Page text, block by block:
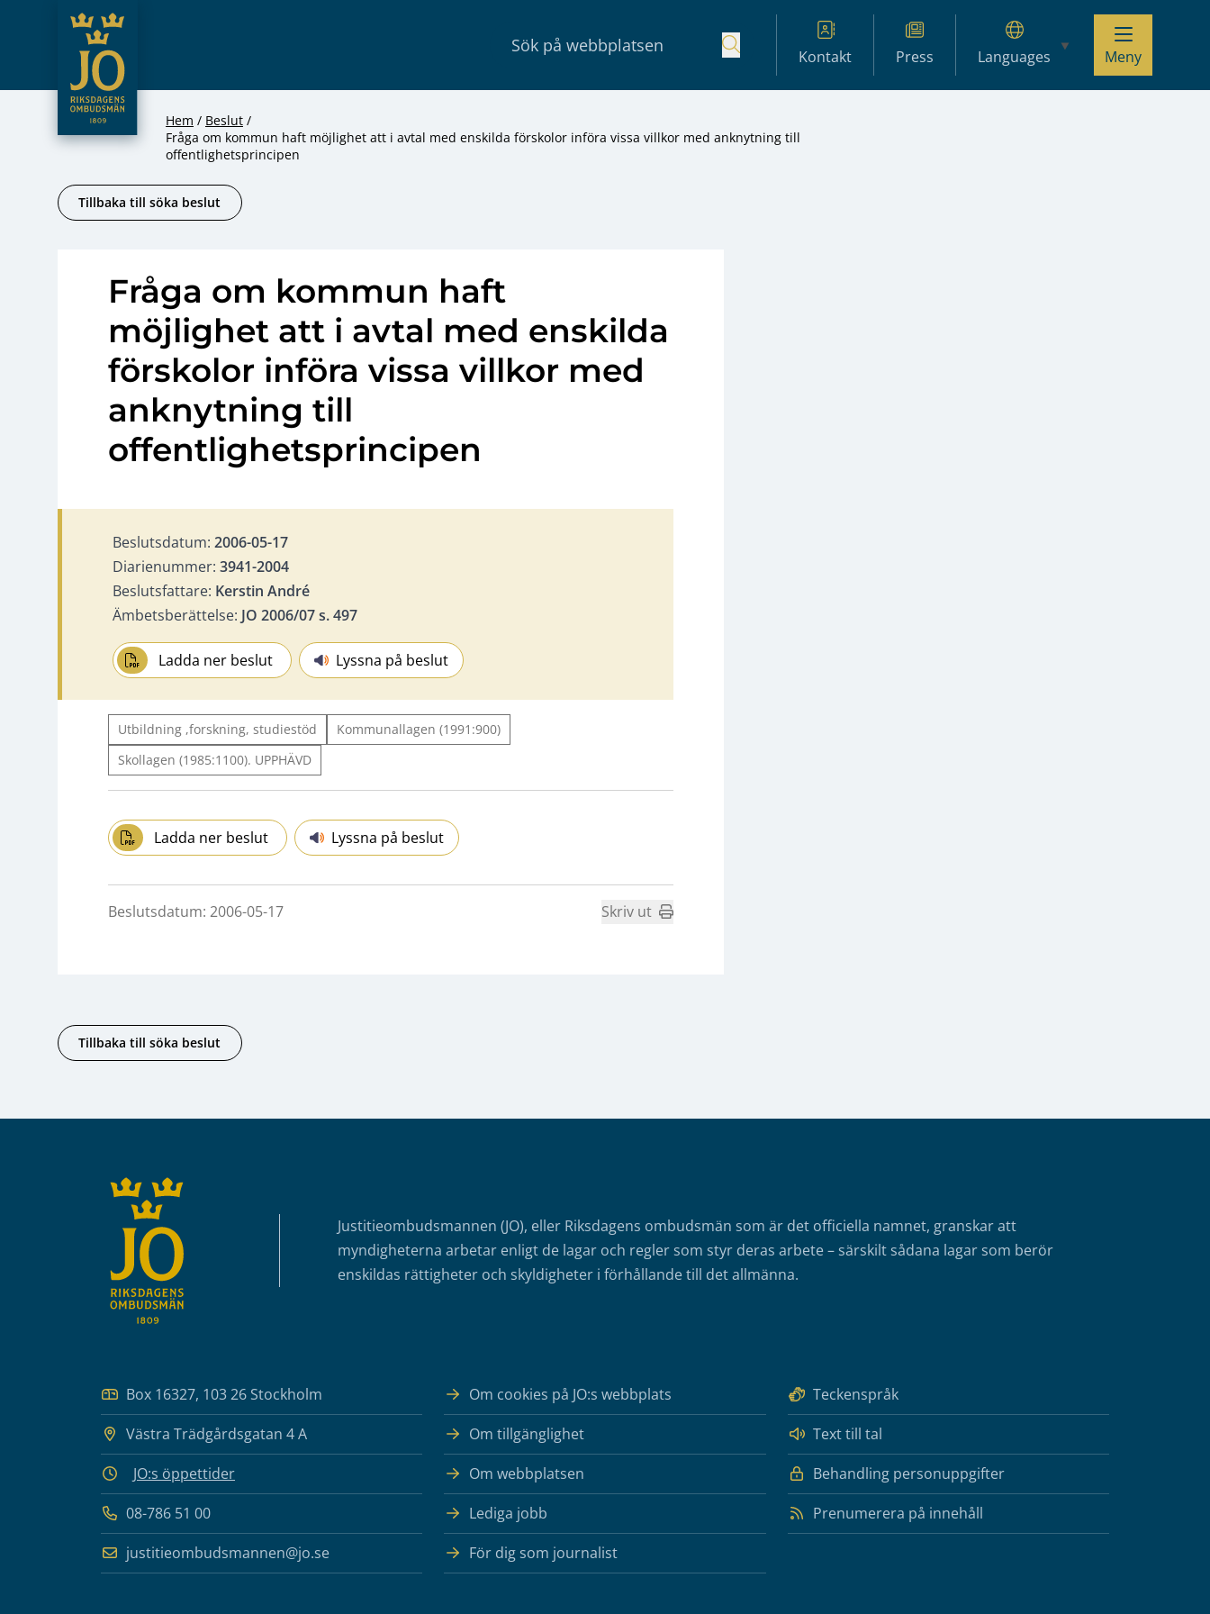
Hoppa till innehåll
JO – Riksdagens Ombudsmän
Kontakt Press Languages Meny
Hem
Beslut
Fråga om kommun haft möjlighet att i avtal med enskilda förskolor införa vissa villkor med anknytning till
offentlighetsprincipen
Tillbaka till söka beslut
Fråga om kommun haft
möjlighet att i avtal med enskilda
förskolor införa vissa villkor med
anknytning till
offentlighetsprincipen
Beslutsdatum: 2006-05-17
Diarienummer: 3941-2004
Beslutsfattare: Kerstin André
Ämbetsberättelse: JO 2006/07 s. 497
Ladda ner beslut Lyssna på beslut
Utbildning ,forskning, studiestöd
Kommunallagen (1991:900)
Skollagen (1985:1100). UPPHÄVD
Ladda ner beslut Lyssna på beslut
Beslutsdatum: 2006-05-17 Skriv ut
Tillbaka till söka beslut
Justitieombudsmannen (JO), eller Riksdagens ombudsmän som är det officiella namnet, granskar att
myndigheterna arbetar enligt de lagar och regler som styr deras arbete – särskilt sådana lagar som berör
enskildas rättigheter och skyldigheter i förhållande till det allmänna.
Box 16327, 103 26 Stockholm
Västra Trädgårdsgatan 4 A
JO:s öppettider
08-786 51 00
justitieombudsmannen@jo.se
Om cookies på JO:s webbplats
Teckenspråk
Om tillgänglighet
Text till tal
Om webbplatsen
Behandling personuppgifter
Lediga jobb
Prenumerera på innehåll
För dig som journalist